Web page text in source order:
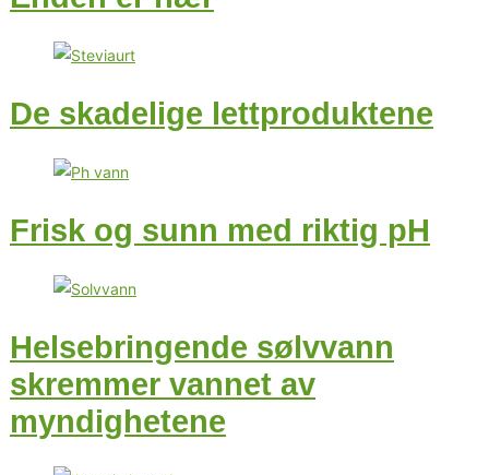
De skadelige lettproduktene
Frisk og sunn med riktig pH
Helsebringende sølvvann
skremmer vannet av
myndighetene